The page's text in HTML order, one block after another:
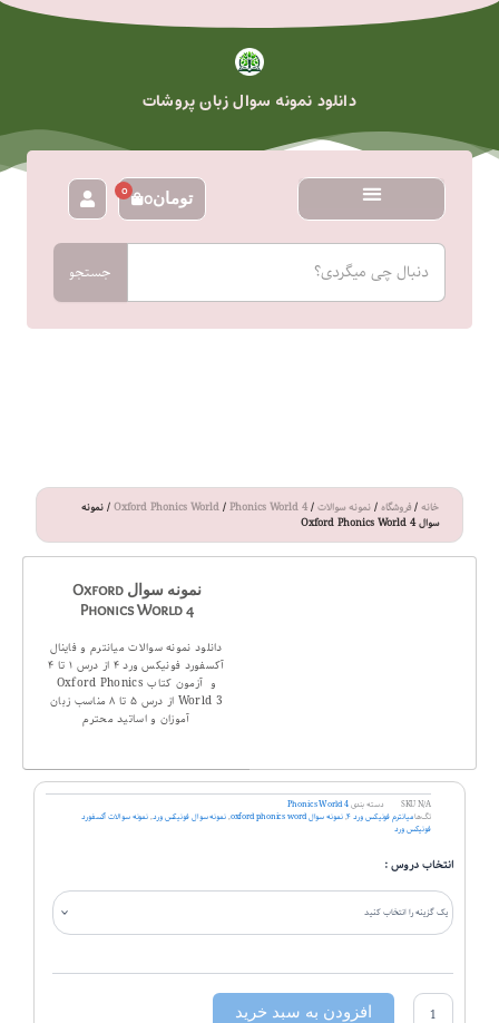
پرش
دانلود نمونه سوال زبان پروشات
تومان0
0سبد
خرید
جستجو
جستجو
خانه / فروشگاه / نمونه سوالات /
Oxford Phonics World / Phonics World 4
/ نمونه
سوال Oxford Phonics World 4
نمونه سوال Oxford
Phonics World 4
دانلود نمونه سوالات میانترم و فاینال
آکسفورد فونیکس ورد ۴ از درس ۱ تا ۴
و آزمون کتاب Oxford Phonics
World 3 از درس ۵ تا ۸ مناسب زبان
آموزان و اساتید محترم
SKUN/A دسته بندیPhonics World 4
تگ‌هامیانترم فونیکس ورد ۴ ,نمونه سوال oxford phonics word ,نمونه سوال فونیکس ورد,نمونه سوالات آکسفورد
فونیکس ورد
انتخاب دروس :
سوال
Oxford
Phonics
World
افزودن به سبد خرید